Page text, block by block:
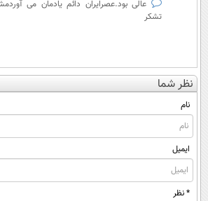
عالی بود.عصرایران دائم یادمان می
تشکر
نظر شما
نام
ایمیل
* نظر